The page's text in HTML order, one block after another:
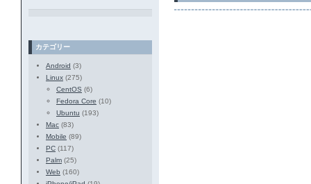
カテゴリー
Android (3)
Linux (275)
CentOS (6)
Fedora Core (10)
Ubuntu (193)
Mac (83)
Mobile (89)
PC (117)
Palm (25)
Web (160)